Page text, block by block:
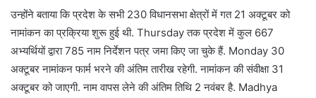
उन्होंने बताया कि प्रदेश के सभी 230 विधानसभा क्षेत्रों में गत 21 अक्टूबर को
नामांकन का प्रक्रिया शुरू हुई थी. Thursday तक प्रदेश में कुल 667
अभ्यर्थियों द्वारा 785 नाम निर्देशन पत्र जमा किए जा चुके हैं. Monday 30
अक्टूबर नामांकन फार्म भरने की अंतिम तारीख रहेगी. नामांकन की संवीक्षा 31
अक्टूबर को जाएगी. नाम वापस लेने की अंतिम तिथि 2 नवंबर है. Madhya